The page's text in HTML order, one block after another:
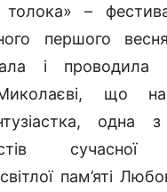
–
першого
і
що на
одна
сучасної
пам’яті